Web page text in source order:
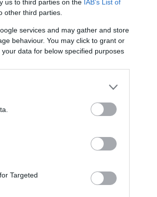
us to third parties on the IAB’s List of
other third parties.
services and may gather and store
behaviour. You may click to grant or
data for below specified purposes
Targeted
ψηφιακά formats.
POV, τόλμη και δημοσιογραφικό
περιεχόμενο: τι αξίζει να
αφήγηση, ποια εικόνα τη συνοδεύει
formats, σε συνεργασία με τις